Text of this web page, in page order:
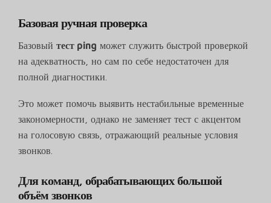
Базовая ручная проверка
Базовый тест ping может служить быстрой проверкой
на адекватность, но сам по себе недостаточен для
полной диагностики.
Это может помочь выявить нестабильные временные
закономерности, однако не заменяет тест с акцентом
на голосовую связь, отражающий реальные условия
звонков.
Для команд, обрабатывающих большой
объём звонков